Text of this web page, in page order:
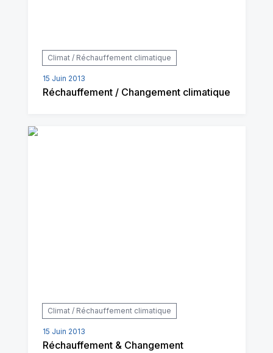
Climat / Réchauffement climatique
15 Juin 2013
Réchauffement / Changement climatique
Climat / Réchauffement climatique
15 Juin 2013
Réchauffement & Changement